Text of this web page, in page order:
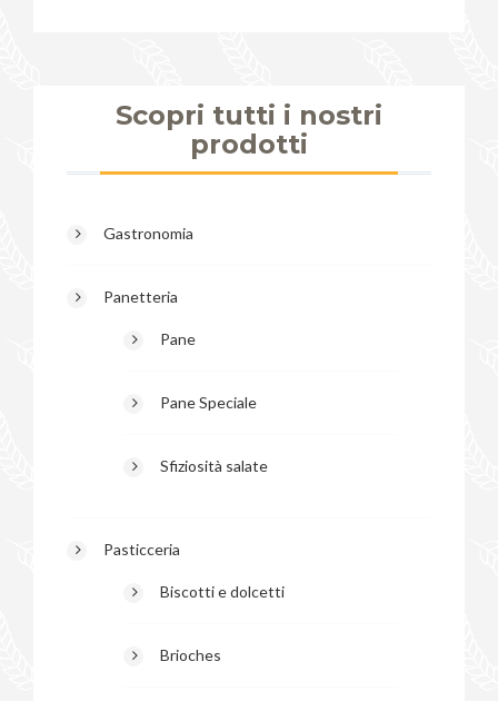
Scopri tutti i nostri
prodotti
Gastronomia
Panetteria
Pane
Pane Speciale
Sfiziosità salate
Pasticceria
Biscotti e dolcetti
Brioches